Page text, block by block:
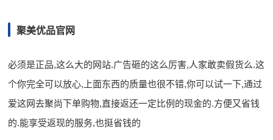
聚美优品官网
必须是正品,这么大的网站.广告砸的这么厉害,人家敢卖假货么.这
个你完全可以放心,上面东西的质量也很不错,你可以试一下,通过
爱这网去聚尚下单购物,直接返还一定比例的现金的.方便又省钱
的.能享受返现的服务,也挺省钱的